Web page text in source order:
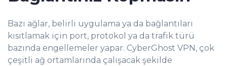
Bazı ağlar, belirli uygulama ya da bağlantıları
kısıtlamak için port, protokol ya da trafik türü
bazında engellemeler yapar. CyberGhost VPN, çok
çeşitli ağ ortamlarında çalışacak şekilde